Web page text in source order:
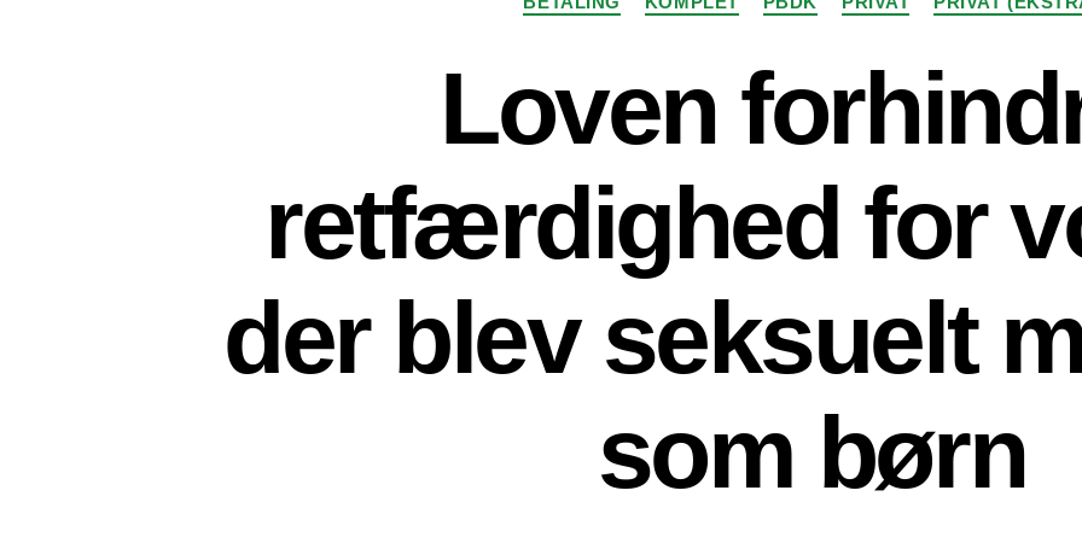
Loven
retfærdighed for
der blev seksuelt
som børn